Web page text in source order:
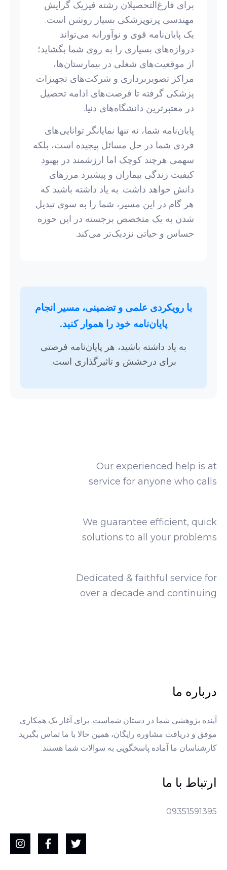
برای فارغ‌التحصیلان رشته فیزیک گرایش
مهندسی پرتوپزشکی بسیار روشن است.
یک پایان‌نامه قوی و نوآورانه می‌تواند
دروازه‌های بسیاری را به روی شما بگشاید؛
از موقعیت‌های شغلی در بیمارستان‌ها،
مراکز تصویربرداری و شرکت‌های تجهیزات
پزشکی گرفته تا فرصت‌های ادامه تحصیل
در معتبرترین دانشگاه‌های دنیا.
پایان‌نامه شما، نه تنها نمایانگر توانایی‌های
فردی شما در حل مسائل پیچیده است، بلکه
سهمی هرچند کوچک اما ارزشمند در بهبود
کیفیت زندگی بیماران و پیشبرد مرزهای
دانش خواهد داشت. به یاد داشته باشید که
هر گام در این مسیر، شما را به سوی تبدیل
شدن به یک متخصص برجسته در این حوزه
حساس و حیاتی نزدیک‌تر می‌کند.
با رویکردی علمی و تضمینی، مسیر انجام
پایان‌نامه خود را هموار کنید.
به یاد داشته باشید، هر پایان‌نامه فرصتی
برای درخشش و تاثیرگذاری است.
Our experienced help is at
service for anyone who calls
We guarantee efficient, quick
solutions to all your problems
Dedicated & faithful service for
over a decade and continuing
درباره ما
آینده پژوهشی شما در دستان شماست. برای آغاز یک همکاری
موفق و دریافت مشاوره رایگان، همین حالا با ما تماس بگیرید.
کارشناسان ما آماده پاسخگویی به سوالات شما هستند.
ارتباط با ما
09351591395